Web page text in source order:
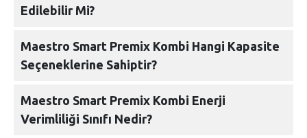
Edilebilir Mi?
Maestro Smart Premix Kombi Hangi Kapasite
Seçeneklerine Sahiptir?
Maestro Smart Premix Kombi Enerji
Verimliliği Sınıfı Nedir?